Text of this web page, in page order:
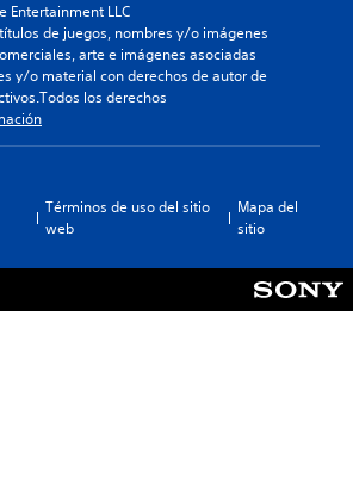
Entertainment LLC
de juegos, nombres y/o imágenes
arte e imágenes asociadas
y/o material con derechos de autor de
los derechos
Términos de uso del sitio
web
Mapa del
sitio